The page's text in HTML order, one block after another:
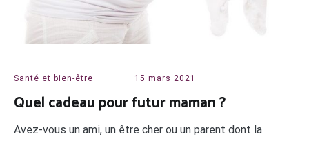
Santé et bien-être 15 mars 2021
Quel cadeau pour futur maman ?
Avez-vous un ami, un être cher ou un parent dont la